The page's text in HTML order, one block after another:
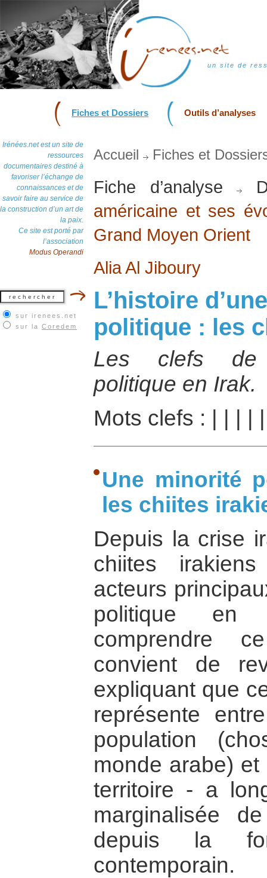
un site de
Fiches et Dossiers Outils d’analyses
Irénées.net est un site de
ressources
documentaires destiné à
favoriser l’échange de
connaissances et de
savoir faire au service de
la construction d’un art de
la paix.
Ce site est porté par
l’association
Modus Operandi
sur irenees.net
sur la Coredem
Accueil Fiches et
Fiche d’analyse
américaine et ses
Grand Moyen Orient
Alia Al Jiboury
L’histoire
politique : les
Les clefs de
politique en Irak.
Mots clefs :
Une minorité
les chiites
Depuis la crise
chiites
acteurs
politique
comprendre
convient de
expliquant que
représente
population
monde arabe)
territoire - a
marginalisée
depuis la
contemporain.